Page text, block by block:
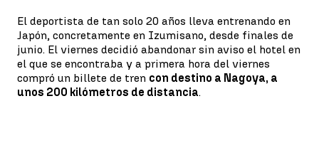
El deportista de tan solo 20 años lleva entrenando en
Japón, concretamente en Izumisano, desde finales de
junio. El viernes decidió abandonar sin aviso el hotel en
el que se encontraba y a primera hora del viernes
compró un billete de tren con destino a Nagoya, a
unos 200 kilómetros de distancia.